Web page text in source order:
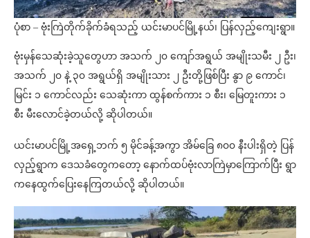
ပုံစာ – ဗုံးကြဲတိုက်ခိုက်ခံရသည့် ယင်းမာပင်မြို့နယ်၊ ပြန်လှည့်ကျေးရွာ။
ဗုံးမှန်သေဆုံးခဲ့သူတွေဟာ အသက် ၂၀ ကျော်အရွယ် အမျိုးသမီး ၂ ဦး၊
အသက် ၂၀ နဲ့ ၃၀ အရွယ်ရှိ အမျိုးသား ၂ ဦးတို့ဖြစ်ပြီး နွာ ၉‌ ကောင်၊
မြင်း ၁ ကောင်‌လည်း သေဆုံးကာ ထွန်စက်ကား ၁ စီး၊ မြေတူးကား ၁
စီး မီးလောင်ခဲ့တယ်လို့ ဆိုပါတယ်။
ယင်းမာပင်မြို့အရှေ့ဘက် ၅ မိုင်ခန့်အကွာ အိမ်ခြေ ၈၀၀ နီးပါးရှိတဲ့ ပြန်
လှည့်ရွာက ဒေသခံတွေကတော့ နောက်ထပ်ဗုံးလာကြဲမှာကြောက်ပြီး ရွာ
ကနေထွက်ပြေးနေကြတယ်လို့ ဆိုပါတယ်။